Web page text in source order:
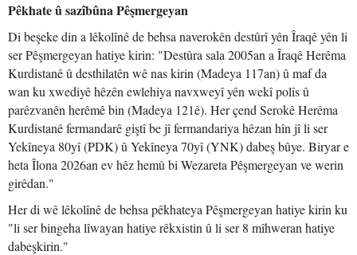
Pêkhate û sazîbûna Pêşmergeyan
Di beşeke din a lêkolînê de behsa naverokên destûrî yên Îraqê yên li
ser Pêşmergeyan hatiye kirin: "Destûra sala 2005an a Îraqê Herêma
Kurdistanê û desthilatên wê nas kirin (Madeya 117an) û maf da
wan ku xwediyê hêzên ewlehiya navxweyî yên wekî polîs û
parêzvanên herêmê bin (Madeya 121ê). Her çend Serokê Herêma
Kurdistanê fermandarê giştî be jî fermandariya hêzan hîn jî li ser
Yekîneya 80yî (PDK) û Yekîneya 70yî (YNK) dabeş bûye. Biryar e
heta Îlona 2026an ev hêz hemû bi Wezareta Pêşmergeyan ve werin
girêdan."
Her di wê lêkolînê de behsa pêkhateya Pêşmergeyan hatiye kirin ku
"li ser bingeha lîwayan hatiye rêkxistin û li ser 8 mîhweran hatiye
dabeşkirin."